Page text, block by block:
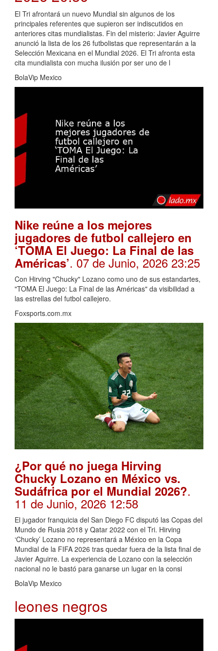
El Tri afrontará un nuevo Mundial sin algunos de los
principales referentes que supieron ser indiscutidos en
anteriores citas mundialistas. Fin del misterio: Javier Aguirre
anunció la lista de los 26 futbolistas que representarán a la
Selección Mexicana en el Mundial 2026. El Tri afronta esta
cita mundialista con mucha ilusión por ser uno de l
BolaVip Mexico
Nike reúne a los mejores
jugadores de futbol callejero en
‘TOMA El Juego: La Final de las
Américas’. 07 de Junio, 2026 23:25
Con Hirving "Chucky" Lozano como uno de sus estandartes,
"TOMA El Juego: La Final de las Américas" da visibilidad a
las estrellas del futbol callejero.
Foxsports.com.mx
¿Por qué no juega Hirving
Chucky Lozano en México vs.
Sudáfrica por el Mundial 2026?.
11 de Junio, 2026 12:58
El jugador franquicia del San Diego FC disputó las Copas del
Mundo de Rusia 2018 y Qatar 2022 con el Tri. Hirving
‘Chucky’ Lozano no representará a México en la Copa
Mundial de la FIFA 2026 tras quedar fuera de la lista final de
Javier Aguirre. La experiencia de Lozano con la selección
nacional no le bastó para ganarse un lugar en la consi
BolaVip Mexico
leones negros